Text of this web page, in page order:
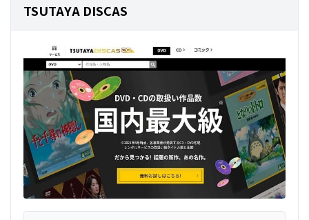
TSUTAYA DISCAS